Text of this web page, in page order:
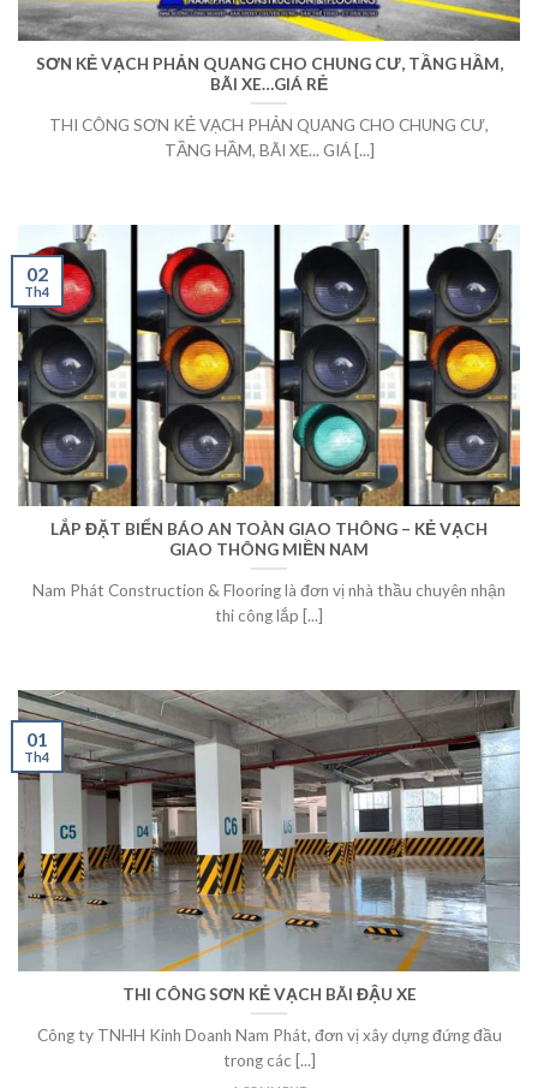
SƠN KẺ VẠCH PHẢN QUANG CHO CHUNG CƯ, TẦNG HẦM,
BÃI XE…GIÁ RẺ
THI CÔNG SƠN KẺ VẠCH PHẢN QUANG CHO CHUNG CƯ,
TẦNG HẦM, BÃI XE... GIÁ [...]
LẮP ĐẶT BIỂN BÁO AN TOÀN GIAO THÔNG – KẺ VẠCH
GIAO THÔNG MIỀN NAM
Nam Phát Construction & Flooring là đơn vị nhà thầu chuyên nhận
thi công lắp [...]
02
Th4
THI CÔNG SƠN KẺ VẠCH BÃI ĐẬU XE
Công ty TNHH Kinh Doanh Nam Phát, đơn vị xây dựng đứng đầu
trong các [...]
01
Th4